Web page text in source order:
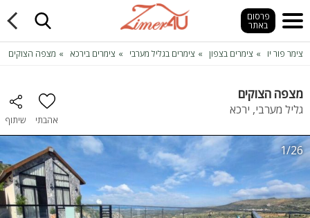
פרסום
באתר
צימר פור יו צימרים בצפון צימרים בגליל מערבי צימרים בירכא מצפה הצוקים
מצפה הצוקים
גליל מערבי, ירכא
אהבתי שיתוף
1/26